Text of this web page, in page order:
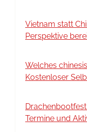
Vietnam statt
Perspektive
Welches
Kostenloser
Termine und